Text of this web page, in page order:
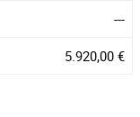
---
5.920,00 €